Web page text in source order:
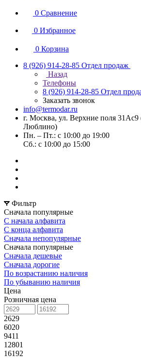
0 Сравнение
0 Избранное
0 Корзина
8 (926) 914-28-85 Отдел продаж
Назад
Телефоны
8 (926) 914-28-85 Отдел
Заказать звонок
info@termodar.ru
г. Москва, ул. Верхние поля 31Ас9
Люблино)
Пн. – Пт.: с 10:00 до 19:00
Сб.: с 10:00 до 15:00
Фильтр
Сначала популярные
С начала алфавита
С конца алфавита
Сначала непопулярные
Сначала популярные
Сначала дешевые
Сначала дорогие
По возрастанию наличия
По убыванию наличия
Цена
Розничная цена
2629
6020
9411
12801
16192